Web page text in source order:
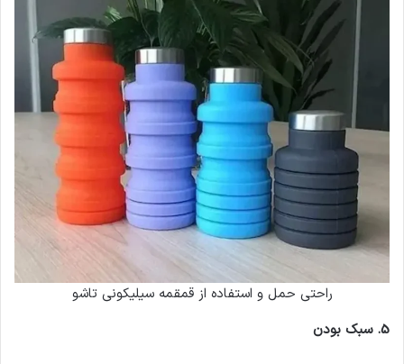
راحتی حمل و استفاده از قمقمه سیلیکونی تاشو
5. سبک بودن